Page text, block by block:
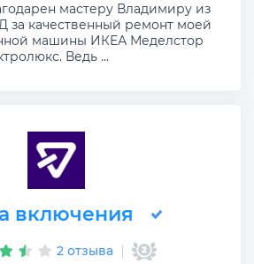
мастеру Владимиру из
за качественный ремонт моей
машины ИКЕА Меделстор
Ведь ...
включения
2 отзыва